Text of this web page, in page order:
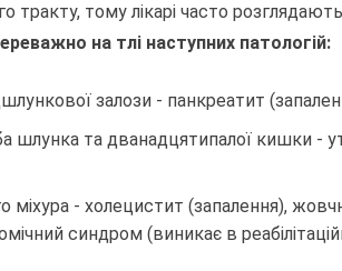
тому лікарі часто
на тлі наступних патологій:
залози - панкреатит
шлунка та дванадцятипалої кишки -
міхура - холецистит (запалення),
синдром (виникає в